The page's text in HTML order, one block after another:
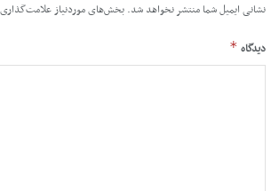
نشانی ایمیل شما منتشر نخواهد شد. بخش‌های موردنیاز
دیدگاه *